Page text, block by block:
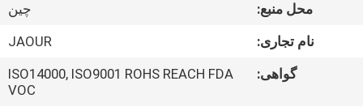
درباره
محل منبع:
چین
نام تجاری:
JAOUR
گواهی:
ISO14000, ISO9001 ROHS REACH FDA
VOC